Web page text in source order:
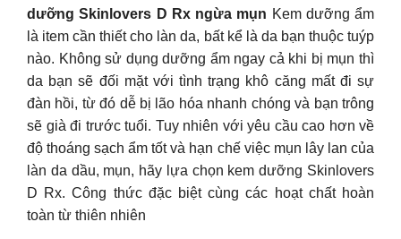
dưỡng Skinlovers D Rx ngừa mụn Kem dưỡng ẩm
là item cần thiết cho làn da, bất kể là da bạn thuộc tuýp
nào. Không sử dụng dưỡng ẩm ngay cả khi bị mụn thì
da bạn sẽ đối mặt với tình trạng khô căng mất đi sự
đàn hồi, từ đó dễ bị lão hóa nhanh chóng và bạn trông
sẽ già đi trước tuổi. Tuy nhiên với yêu cầu cao hơn về
độ thoáng sạch ẩm tốt và hạn chế việc mụn lây lan của
làn da dầu, mụn, hãy lựa chọn kem dưỡng Skinlovers
D Rx. Công thức đặc biệt cùng các hoạt chất hoàn
toàn từ thiên nhiên